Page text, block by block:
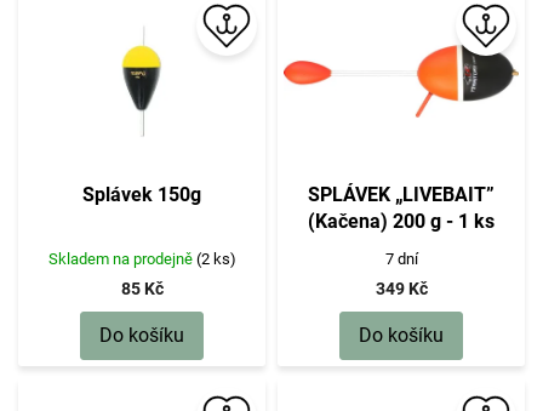
Splávek 150g
Skladem na prodejně (2 ks)
85 Kč
Do košíku
SPLÁVEK „LIVEBAIT”
(Kačena) 200 g - 1 ks
7 dní
349 Kč
Do košíku